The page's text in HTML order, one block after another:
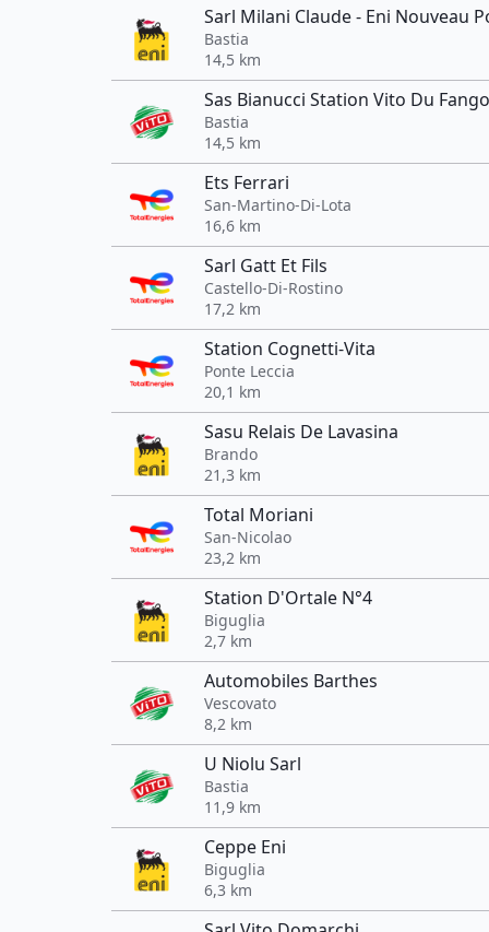
Sarl Milani Claude - Eni Nouveau
Bastia
14,5 km
Sas Bianucci Station Vito Du Fango
Bastia
14,5 km
Ets Ferrari
San-Martino-Di-Lota
16,6 km
Sarl Gatt Et Fils
Castello-Di-Rostino
17,2 km
Station Cognetti-Vita
Ponte Leccia
20,1 km
Sasu Relais De Lavasina
Brando
21,3 km
Total Moriani
San-Nicolao
23,2 km
Station D'Ortale N°4
Biguglia
2,7 km
Automobiles Barthes
Vescovato
8,2 km
U Niolu Sarl
Bastia
11,9 km
Ceppe Eni
Biguglia
6,3 km